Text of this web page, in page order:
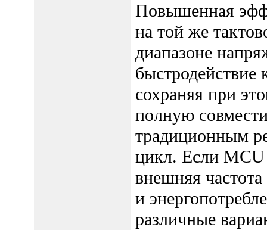
Повышенная
на той же
диапазоне
сохраняя при
полную
традиционным
цикл. Если MCU
внешняя
и
различные